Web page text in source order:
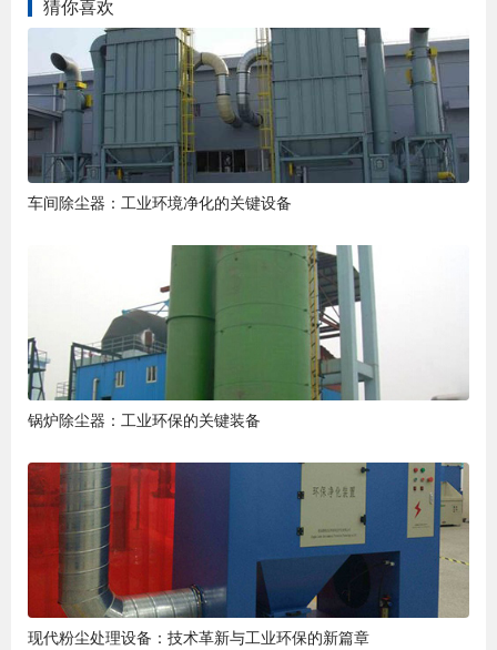
猜你喜欢
车间除尘器：工业环境净化的关键设备
锅炉除尘器：工业环保的关键装备
现代粉尘处理设备：技术革新与工业环保的新篇章